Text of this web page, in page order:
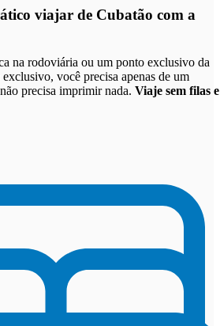
viajar de Cubatão com a
na rodoviária ou um ponto exclusivo da
você precisa apenas de um
precisa imprimir nada. Viaje sem filas e